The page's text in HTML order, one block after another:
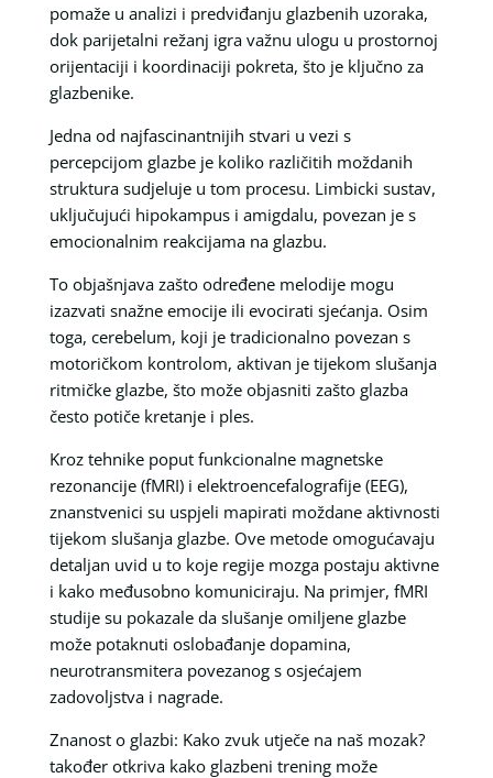
pomaže u analizi i predviđanju glazbenih uzoraka,
dok parijetalni režanj igra važnu ulogu u prostornoj
orijentaciji i koordinaciji pokreta, što je ključno za
glazbenike.
Jedna od najfascinantnijih stvari u vezi s
percepcijom glazbe je koliko različitih moždanih
struktura sudjeluje u tom procesu. Limbicki sustav,
uključujući hipokampus i amigdalu, povezan je s
emocionalnim reakcijama na glazbu.
To objašnjava zašto određene melodije mogu
izazvati snažne emocije ili evocirati sjećanja. Osim
toga, cerebelum, koji je tradicionalno povezan s
motoričkom kontrolom, aktivan je tijekom slušanja
ritmičke glazbe, što može objasniti zašto glazba
često potiče kretanje i ples.
Kroz tehnike poput funkcionalne magnetske
rezonancije (fMRI) i elektroencefalografije (EEG),
znanstvenici su uspjeli mapirati moždane aktivnosti
tijekom slušanja glazbe. Ove metode omogućavaju
detaljan uvid u to koje regije mozga postaju aktivne
i kako međusobno komuniciraju. Na primjer, fMRI
studije su pokazale da slušanje omiljene glazbe
može potaknuti oslobađanje dopamina,
neurotransmitera povezanog s osjećajem
zadovoljstva i nagrade.
Znanost o glazbi: Kako zvuk utječe na naš mozak?
također otkriva kako glazbeni trening može